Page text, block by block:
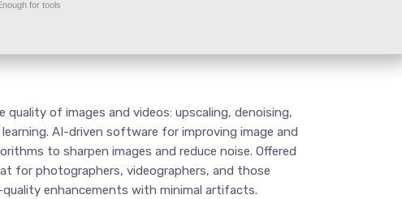
for tools
of images and videos: upscaling, denoising,
AI-driven software for improving image and
to sharpen images and reduce noise. Offered
for photographers, videographers, and those
enhancements with minimal artifacts.